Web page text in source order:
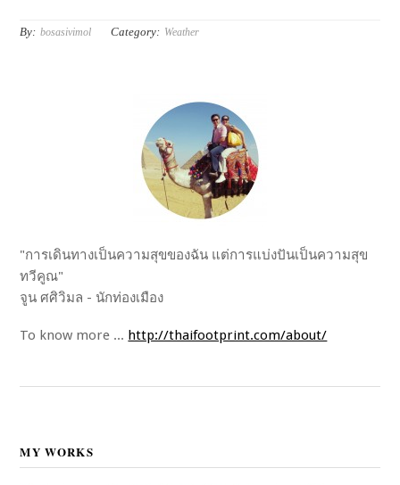
By: bosasivimol Category: Weather
"การเดินทางเป็นความสุขของฉัน แต่การแบ่งปันเป็นความสุข
ทวีคูณ"
จูน ศศิวิมล - นักท่องเมือง
To know more ... http://thaifootprint.com/about/
MY WORKS